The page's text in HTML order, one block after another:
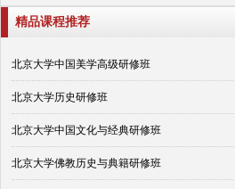
精品课程推荐
北京大学中国美学高级研修班
北京大学历史研修班
北京大学中国文化与经典研修班
北京大学佛教历史与典籍研修班